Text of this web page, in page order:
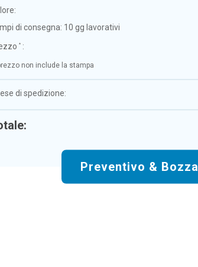
di consegna: 10 gg lavorativi
*:
non include la stampa
di spedizione:
Preventivo & Bozza